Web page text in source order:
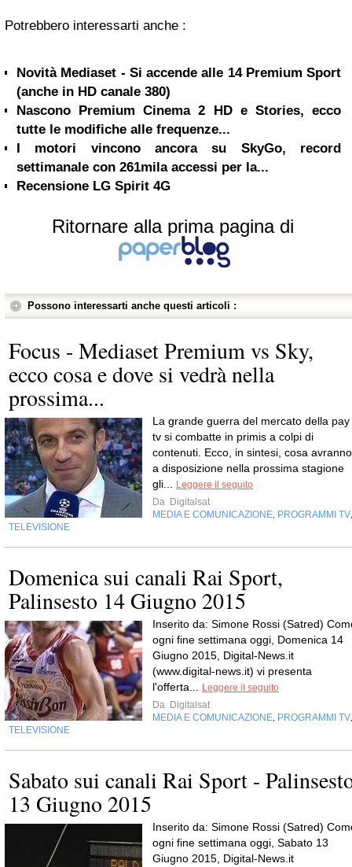
Potrebbero interessarti anche :
Novità Mediaset - Si accende alle 14 Premium Sport
(anche in HD canale 380)
Nascono Premium Cinema 2 HD e Stories, ecco
tutte le modifiche alle frequenze...
I motori vincono ancora su SkyGo, record
settimanale con 261mila accessi per la...
Recensione LG Spirit 4G
Ritornare alla prima pagina di
Possono interessarti anche questi articoli :
Focus - Mediaset Premium vs Sky,
ecco cosa e dove si vedrà nella
prossima...
La grande guerra del mercato della pay
tv si combatte in primis a colpi di
contenuti. Ecco, in sintesi, cosa avranno
a disposizione nella prossima stagione
gli...
Leggere il seguito
Da Digitalsat
MEDIA E COMUNICAZIONE PROGRAMMI TV
TELEVISIONE
Domenica sui canali Rai Sport,
Palinsesto 14 Giugno 2015
Inserito da: Simone Rossi (Satred)
ogni fine settimana oggi, Domenica 14
Giugno 2015, Digital-News.it
(www.digital-news.it) vi presenta
l'offerta...
Leggere il seguito
Da Digitalsat
MEDIA E COMUNICAZIONE PROGRAMMI TV
TELEVISIONE
Sabato sui canali Rai Sport -
13 Giugno 2015
Inserito da: Simone Rossi (Satred)
ogni fine settimana oggi, Sabato 13
Giugno 2015, Digital-News.it